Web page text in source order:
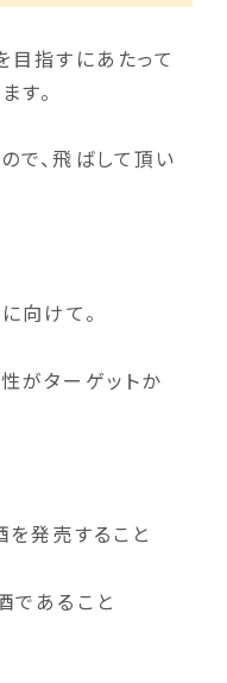
目指すにあたって
す。
で、飛ばして頂い
向けて。
がターゲットか
発売すること
であること